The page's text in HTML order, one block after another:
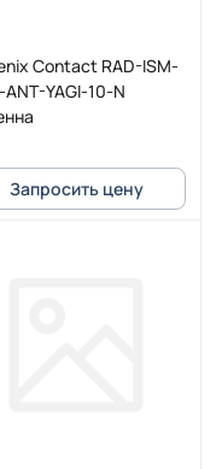
Contact RAD-ISM-
YAGI-10-N
Запросить цену